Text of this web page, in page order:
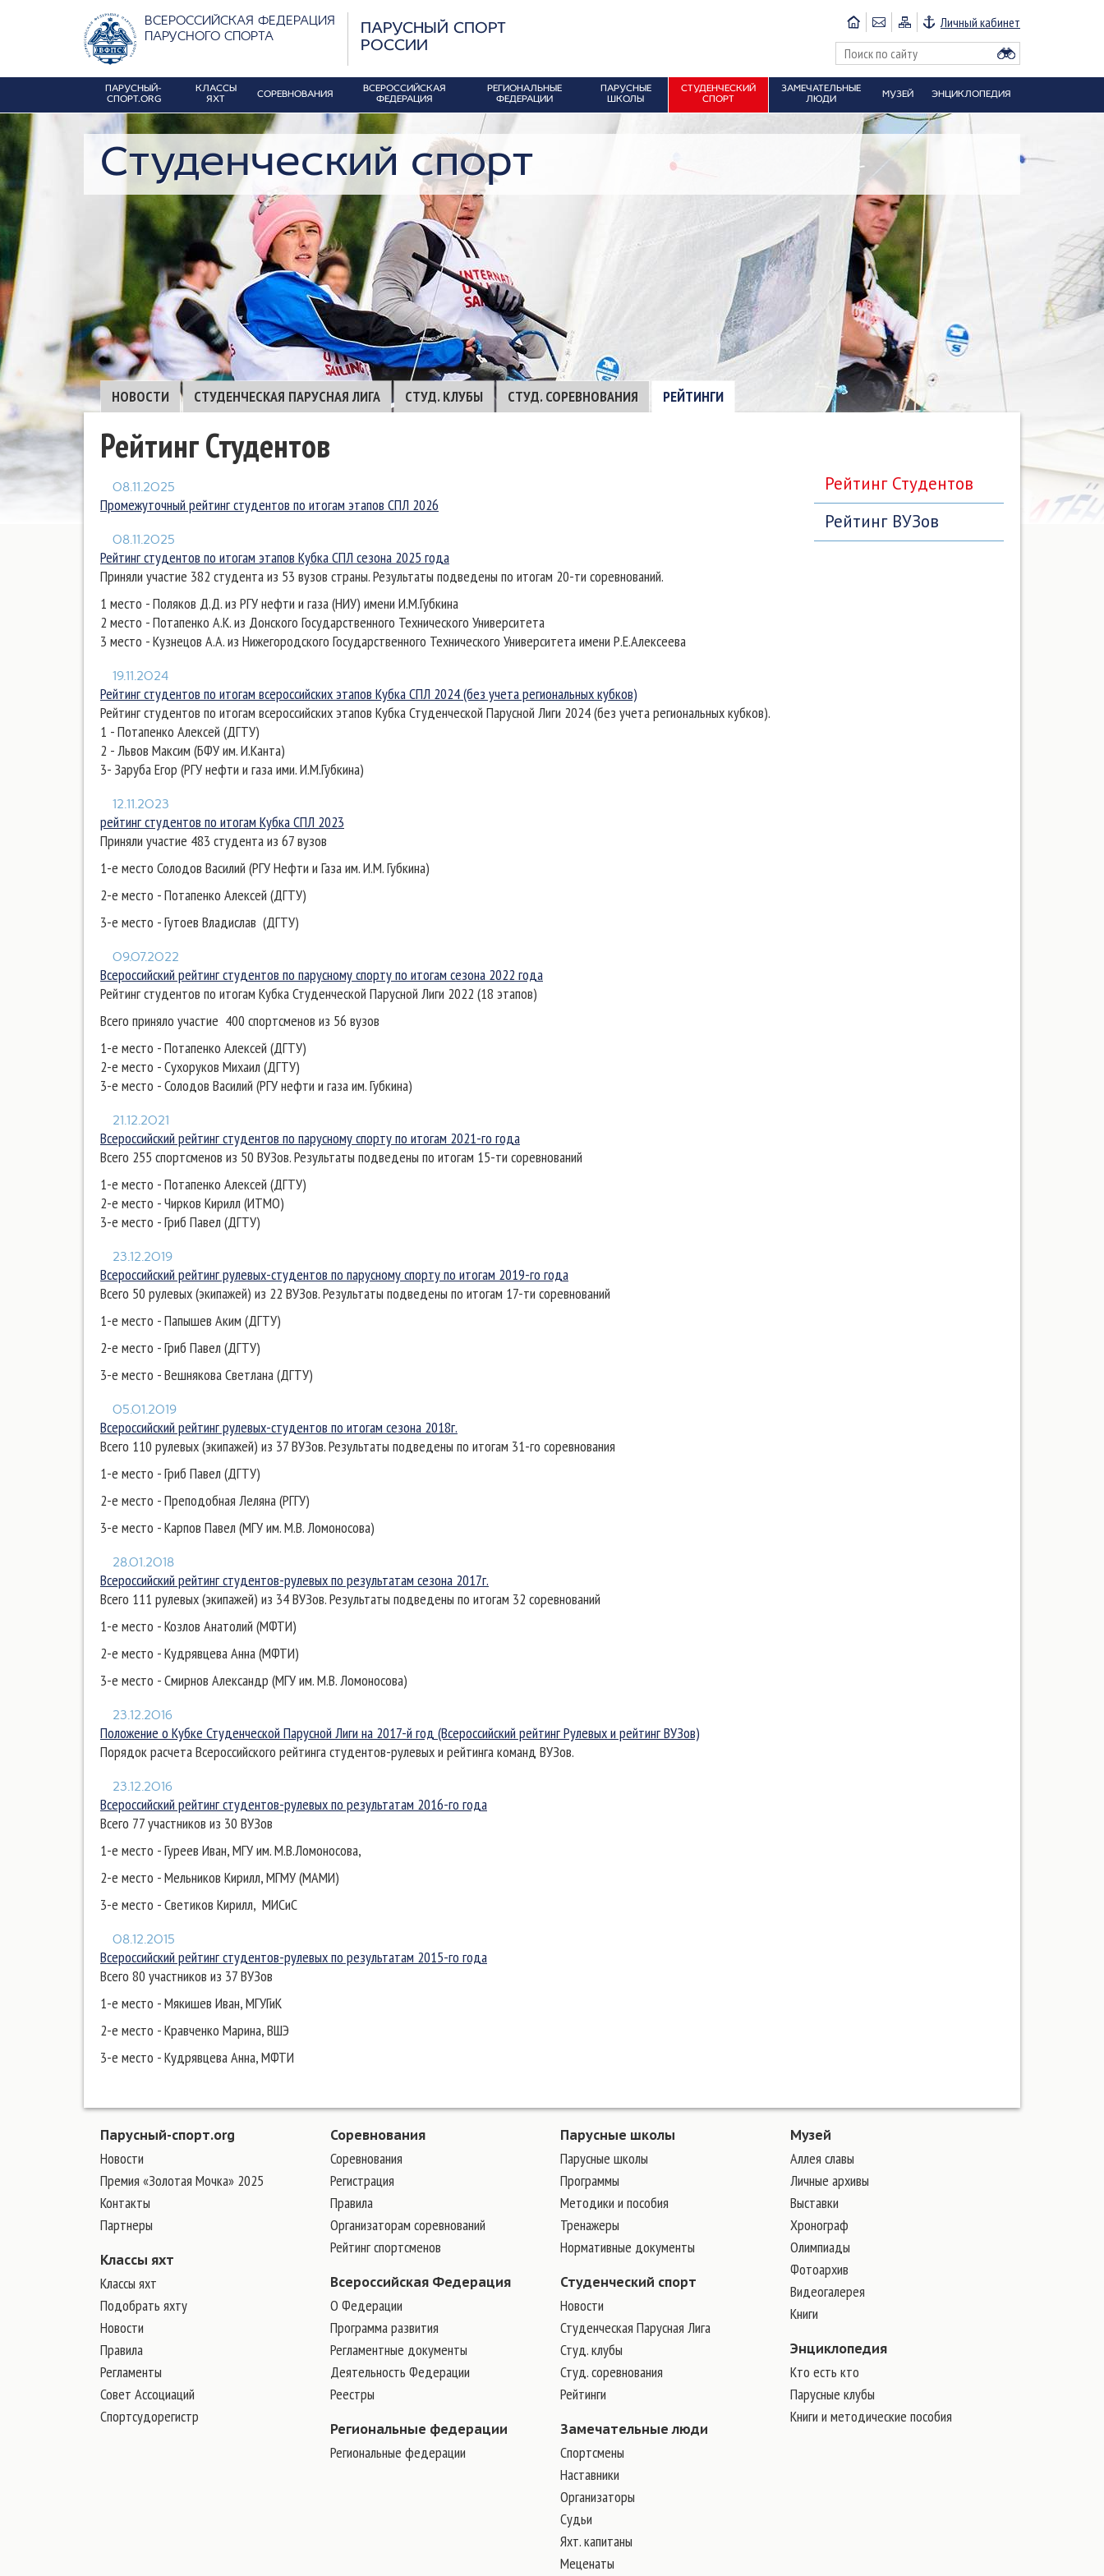
ВСЕРОССИЙСКАЯ ФЕДЕРАЦИЯ
ПАРУСНОГО СПОРТА
ПАРУСНЫЙ СПОРТ
РОССИИ
Личный кабинет
ПАРУСНЫЙ-
СПОРТ.ORG
КЛАССЫ
ЯХТ
СОРЕВНОВАНИЯ
ВСЕРОССИЙСКАЯ
ФЕДЕРАЦИЯ
РЕГИОНАЛЬНЫЕ
ФЕДЕРАЦИИ
ПАРУСНЫЕ
ШКОЛЫ
СТУДЕНЧЕСКИЙ
СПОРТ
ЗАМЕЧАТЕЛЬНЫЕ
ЛЮДИ
МУЗЕЙ ЭНЦИКЛОПЕДИЯ
Студенческий спорт
НОВОСТИ СТУДЕНЧЕСКАЯ ПАРУСНАЯ ЛИГА СТУД. КЛУБЫ СТУД. СОРЕВНОВАНИЯ РЕЙТИНГИ
Рейтинг Студентов
08.11.2025
Промежуточный рейтинг студентов по итогам этапов СПЛ 2026
08.11.2025
Рейтинг студентов по итогам этапов Кубка СПЛ сезона 2025 года
Приняли участие 382 студента из 53 вузов страны. Результаты подведены по итогам 20-ти соревнований.
1 место - Поляков Д.Д. из РГУ нефти и газа (НИУ) имени И.М.Губкина
2 место - Потапенко А.К. из Донского Государственного Технического Университета
3 место - Кузнецов А.А. из Нижегородского Государственного Технического Университета имени Р.Е.Алексеева
19.11.2024
Рейтинг студентов по итогам всероссийских этапов Кубка СПЛ 2024 (без учета региональных кубков)
Рейтинг студентов по итогам всероссийских этапов Кубка Студенческой Парусной Лиги 2024 (без учета региональных кубков).
1 - Потапенко Алексей (ДГТУ)
2 - Львов Максим (БФУ им. И.Канта)
3- Заруба Егор (РГУ нефти и газа ими. И.М.Губкина)
12.11.2023
рейтинг студентов по итогам Кубка СПЛ 2023
Приняли участие 483 студента из 67 вузов
1-е место Солодов Василий (РГУ Нефти и Газа им. И.М. Губкина)
2-е место - Потапенко Алексей (ДГТУ)
3-е место - Гутоев Владислав (ДГТУ)
09.07.2022
Всероссийский рейтинг студентов по парусному спорту по итогам сезона 2022 года
Рейтинг студентов по итогам Кубка Студенческой Парусной Лиги 2022 (18 этапов)
Всего приняло участие 400 спортсменов из 56 вузов
1-е место - Потапенко Алексей (ДГТУ)
2-е место - Сухоруков Михаил (ДГТУ)
3-е место - Солодов Василий (РГУ нефти и газа им. Губкина)
21.12.2021
Всероссийский рейтинг студентов по парусному спорту по итогам 2021-го года
Всего 255 спортсменов из 50 ВУЗов. Результаты подведены по итогам 15-ти соревнований
1-е место - Потапенко Алексей (ДГТУ)
2-е место - Чирков Кирилл (ИТМО)
3-е место - Гриб Павел (ДГТУ)
23.12.2019
Всероссийский рейтинг рулевых-студентов по парусному спорту по итогам 2019-го года
Всего 50 рулевых (экипажей) из 22 ВУЗов. Результаты подведены по итогам 17-ти соревнований
1-е место - Папышев Аким (ДГТУ)
2-е место - Гриб Павел (ДГТУ)
3-е место - Вешнякова Светлана (ДГТУ)
05.01.2019
Всероссийский рейтинг рулевых-студентов по итогам сезона 2018г.
Всего 110 рулевых (экипажей) из 37 ВУЗов. Результаты подведены по итогам 31-го соревнования
1-е место - Гриб Павел (ДГТУ)
2-е место - Преподобная Леляна (РГГУ)
3-е место - Карпов Павел (МГУ им. М.В. Ломоносова)
28.01.2018
Всероссийский рейтинг студентов-рулевых по результатам сезона 2017г.
Всего 111 рулевых (экипажей) из 34 ВУЗов. Результаты подведены по итогам 32 соревнований
1-е место - Козлов Анатолий (МФТИ)
2-е место - Кудрявцева Анна (МФТИ)
3-е место - Смирнов Александр (МГУ им. М.В. Ломоносова)
23.12.2016
Положение о Кубке Студенческой Парусной Лиги на 2017-й год (Всероссийский рейтинг Рулевых и рейтинг ВУЗов)
Порядок расчета Всероссийского рейтинга студентов-рулевых и рейтинга команд ВУЗов.
23.12.2016
Всероссийский рейтинг студентов-рулевых по результатам 2016-го года
Всего 77 участников из 30 ВУЗов
1-е место - Гуреев Иван, МГУ им. М.В.Ломоносова,
2-е место - Мельников Кирилл, МГМУ (МАМИ)
3-е место - Светиков Кирилл, МИСиС
08.12.2015
Всероссийский рейтинг студентов-рулевых по результатам 2015-го года
Всего 80 участников из 37 ВУЗов
1-е место - Мякишев Иван, МГУГиК
2-е место - Кравченко Марина, ВШЭ
3-е место - Кудрявцева Анна, МФТИ
Рейтинг Студентов
Рейтинг ВУЗов
Парусный-спорт.org
Новости
Премия «Золотая Мочка» 2025
Контакты
Партнеры
Классы яхт
Классы яхт
Подобрать яхту
Новости
Правила
Регламенты
Совет Ассоциаций
Спортсудорегистр
Соревнования
Соревнования
Регистрация
Правила
Организаторам соревнований
Рейтинг спортсменов
Всероссийская Федерация
О Федерации
Программа развития
Регламентные документы
Деятельность Федерации
Реестры
Региональные федерации
Региональные федерации
Парусные школы
Парусные школы
Программы
Методики и пособия
Тренажеры
Нормативные документы
Студенческий спорт
Новости
Студенческая Парусная Лига
Студ. клубы
Студ. соревнования
Рейтинги
Замечательные люди
Cпортсмены
Наставники
Организаторы
Судьи
Яхт. капитаны
Меценаты
Музей
Аллея славы
Личные архивы
Выставки
Хронограф
Олимпиады
Фотоархив
Видеогалерея
Книги
Энциклопедия
Кто есть кто
Парусные клубы
Книги и методические пособия